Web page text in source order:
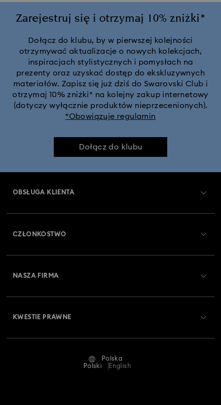
Zarejestruj się i otrzymaj 10% zniżki*
Dołącz do klubu, by w pierwszej kolejności
otrzymywać aktualizacje o nowych kolekcjach,
inspiracjach stylistycznych i pomysłach na
prezenty oraz uzyskać dostęp do ekskluzywnych
materiałów. Zapisz się już dziś do Swarovski Club i
otrzymaj 10% zniżki* na kolejny zakup internetowy
(dotyczy wyłącznie produktów nieprzecenionych).
*Obowiązuje regulamin
Dołącz do klubu
OBSŁUGA KLIENTA
Zwroty i wymiana towaru
Status naprawy
CZŁONKOSTWO
NASZA FIRMA
KWESTIE PRAWNE
Polska
Polski
English